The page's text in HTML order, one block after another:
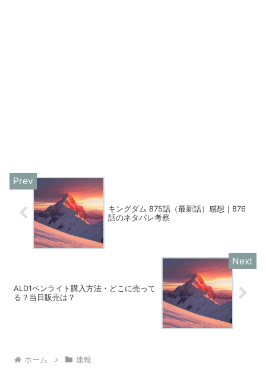
キングダム 875話（最新話）感想｜876
話のネタバレ考察
ALD1ペンライト購入方法・どこに売って
る？当日販売は？
ホーム 速報